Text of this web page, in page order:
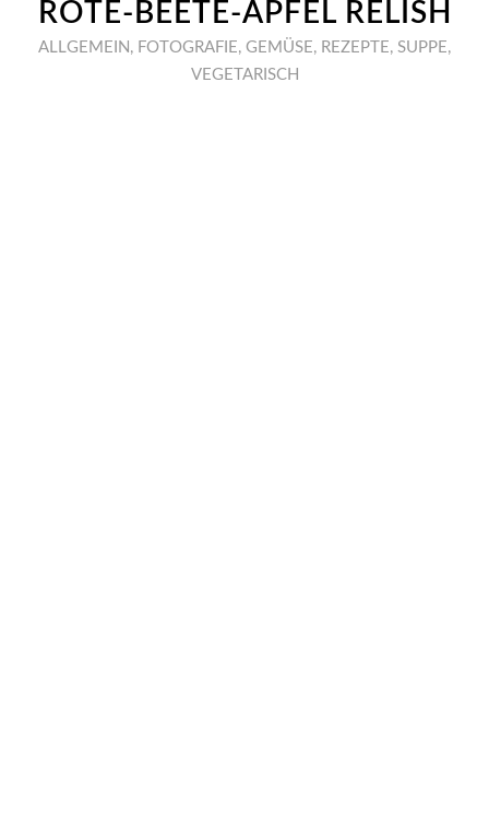
ROTE-BEETE-APFEL RELISH
ALLGEMEIN , FOTOGRAFIE, GEMÜSE, REZEPTE, SUPPE,
VEGETARISCH